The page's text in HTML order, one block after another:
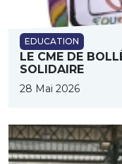
EDUCATION
LE CME DE
SOLIDAIRE
28 Mai 2026